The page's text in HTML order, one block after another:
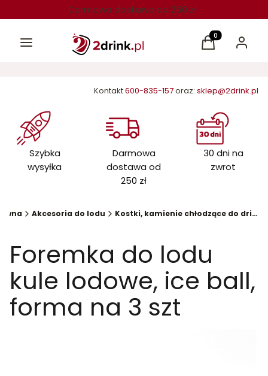
Darmowa dostawa od 250 zł
Menu Produkty w
Koszyk Zaloguj
Kontakt600-835-157oraz: sklep@2drink.pl
Szybka
wysyłka
Darmowa
dostawa od
250 zł
30 dni na
zwrot
Akcesoria do lodu Kostki, kamienie chłodzące do drinków
Foremka do lodu
kule lodowe, ice ball,
forma na 3 szt